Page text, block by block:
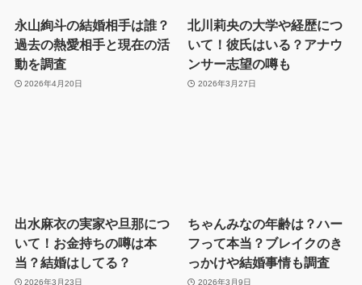
永山絢斗の結婚相手は誰？
過去の熱愛相手と現在の活
動を調査
2026年4月20日
北川莉央の大学や経歴につ
いて！彼氏はいる？アナウ
ンサー志望の噂も
2026年3月27日
出水麻衣の実家や旦那につ
いて！お金持ちの噂は本
当？結婚はしてる？
2026年3月23日
ちゃんみなの年齢は？ハー
フって本当？ブレイクのき
っかけや結婚事情も調査
2026年3月9日